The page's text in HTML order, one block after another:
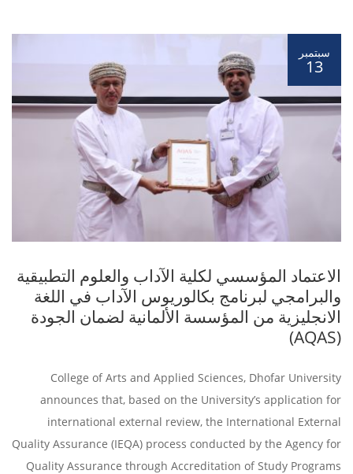
سبتمبر
13
الاعتماد المؤسسي لكلية الآداب والعلوم التطبيقية
والبرامجي لبرنامج بكالوريوس الآداب في اللغة
الانجليزية من المؤسسة الألمانية لضمان الجودة
(AQAS)
College of Arts and Applied Sciences, Dhofar University
announces that, based on the University’s application for
international external review, the International External
Quality Assurance (IEQA) process conducted by the Agency for
Quality Assurance through Accreditation of Study Programs